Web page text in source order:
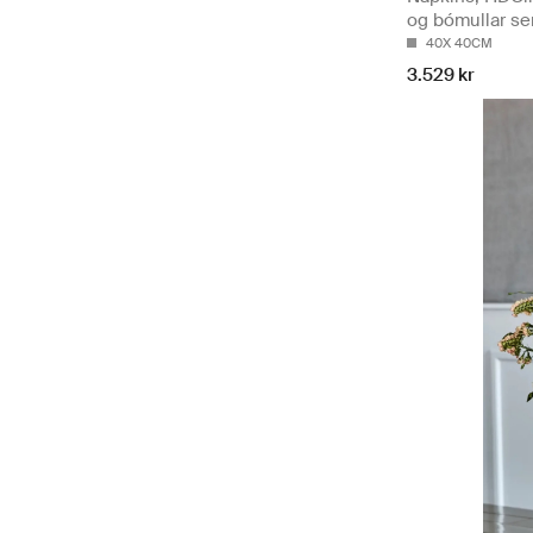
og bómullar
40X 40CM
3.529 kr